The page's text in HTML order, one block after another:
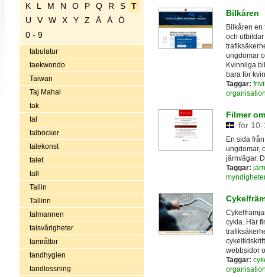
K
L M N O P Q R S
T
U
V W X Y Z Å Ä
Ö
0 - 9
tabulatur
taekwondo
Taiwan
Taj Mahal
tak
tal
talböcker
talekonst
talet
tall
Tallin
Tallinn
talmannen
talsvårigheter
tamråttor
tandhygien
tandlossning
Bilkåren
Bilkåren en
och
ungdomar
Kvinnliga
bara för
Taggar:
Filmer
för
En sida
ungdomar,
järnvägar.
Taggar:
myndigheter
cykla. Här
webbsidor
Taggar: